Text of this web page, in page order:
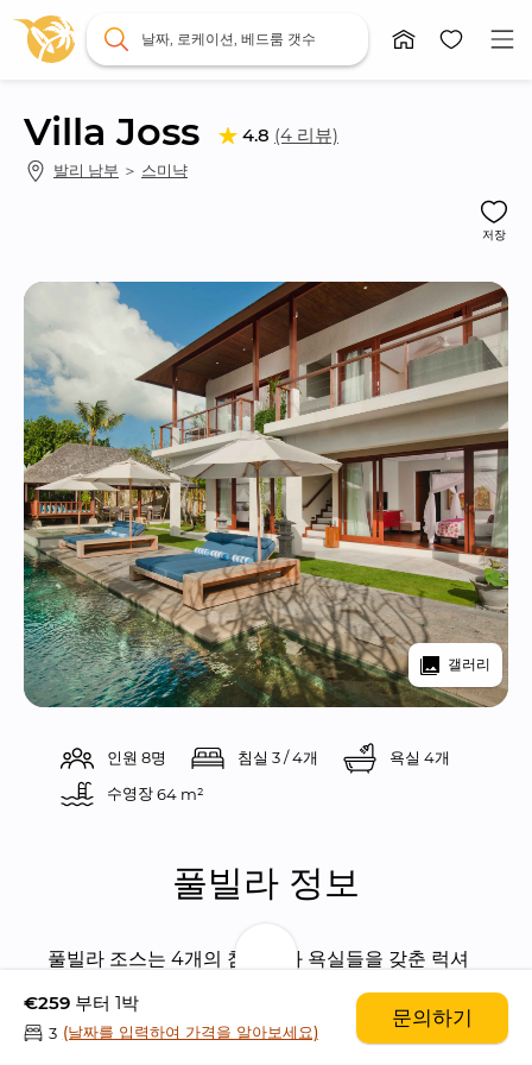
날짜, 로케이션, 베드룸 갯수
Villa Joss 4.8 (4 리뷰)
발리 남부 ＞ 스미냑
저장
갤러리
인원 8명 침실 3 / 4개
욕실 4개
수영장 64 m²
풀빌라 정보
풀빌라 조스는 4개의 침실들과 욕실들을 갖춘 럭셔
리 모던 스타일의 아름다운 풀빌라입니다.
바투 벨릭에 위치해 있으며, 이 지역은 창구와 스미냑
€259 부터 1박
3 (날짜를 입력하여 가격을 알아보세요)
문의하기